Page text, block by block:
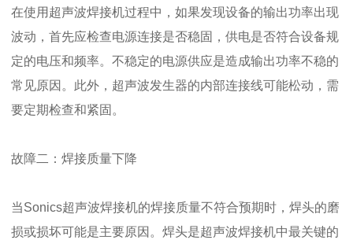
在使用超声波焊接机过程中，如果发现设备的输出功率出现
波动，首先应检查电源连接是否稳固，供电是否符合设备规
定的电压和频率。不稳定的电源供应是造成输出功率不稳的
常见原因。此外，超声波发生器的内部连接线可能松动，需
要定期检查和紧固。
故障二：焊接质量下降
当Sonics超声波焊接机的焊接质量不符合预期时，焊头的磨
损或损坏可能是主要原因。焊头是超声波焊接机中最关键的